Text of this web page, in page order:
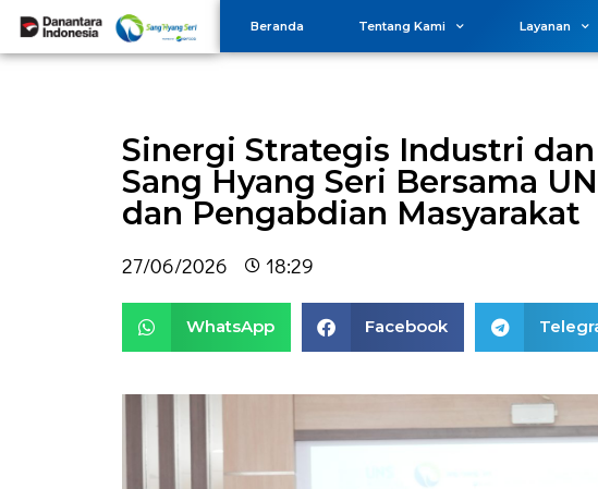
Beranda Tentang Kami Layanan
Sinergi Strategis Industri
Sang Hyang Seri Bersama
dan Pengabdian Masyarakat
27/06/2026 18:29
WhatsApp Facebook